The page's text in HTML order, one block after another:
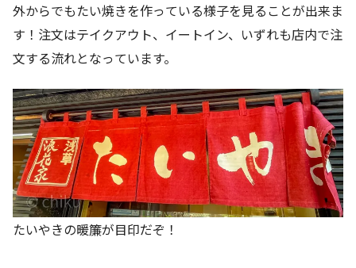
外からでもたい焼きを作っている様子を見ることが出来ま
す！注文はテイクアウト、イートイン、いずれも店内で注
文する流れとなっています。
たいやきの暖簾が目印だぞ！